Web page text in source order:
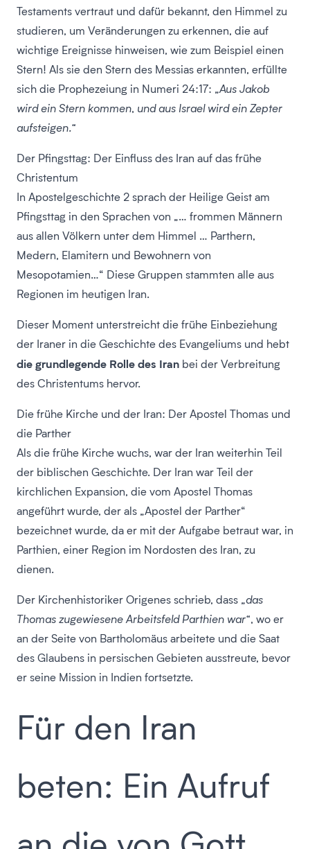
Testaments vertraut und dafür bekannt, den Himmel zu
studieren, um Veränderungen zu erkennen, die auf
wichtige Ereignisse hinweisen, wie zum Beispiel einen
Stern! Als sie den Stern des Messias erkannten, erfüllte
sich die Prophezeiung in Numeri 24:17: „Aus Jakob
wird ein Stern kommen, und aus Israel wird ein Zepter
aufsteigen.“
Der Pfingsttag: Der Einfluss des Iran auf das frühe
Christentum
In Apostelgeschichte 2 sprach der Heilige Geist am
Pfingsttag in den Sprachen von „… frommen Männern
aus allen Völkern unter dem Himmel … Parthern,
Medern, Elamitern und Bewohnern von
Mesopotamien…“ Diese Gruppen stammten alle aus
Regionen im heutigen Iran.
Dieser Moment unterstreicht die frühe Einbeziehung
der Iraner in die Geschichte des Evangeliums und hebt
die grundlegende Rolle des Iran bei der Verbreitung
des Christentums hervor.
Die frühe Kirche und der Iran: Der Apostel Thomas und
die Parther
Als die frühe Kirche wuchs, war der Iran weiterhin Teil
der biblischen Geschichte. Der Iran war Teil der
kirchlichen Expansion, die vom Apostel Thomas
angeführt wurde, der als „Apostel der Parther“
bezeichnet wurde, da er mit der Aufgabe betraut war, in
Parthien, einer Region im Nordosten des Iran, zu
dienen.
Der Kirchenhistoriker Origenes schrieb, dass „das
Thomas zugewiesene Arbeitsfeld Parthien war“, wo er
an der Seite von Bartholomäus arbeitete und die Saat
des Glaubens in persischen Gebieten ausstreute, bevor
er seine Mission in Indien fortsetzte.
Für den Iran
beten: Ein Aufruf